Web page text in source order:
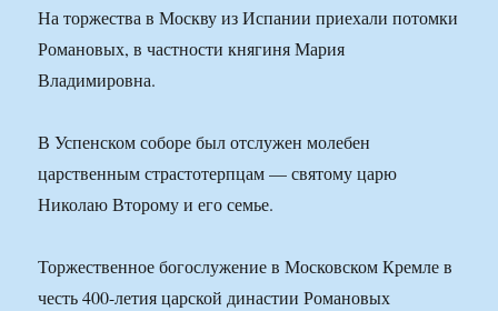
На торжества в Москву из Испании приехали потомки
Романовых, в частности княгиня Мария
Владимировна.
В Успенском соборе был отслужен молебен
царственным страстотерпцам — святому царю
Николаю Второму и его семье.
Торжественное богослужение в Московском Кремле в
честь 400-летия царской династии Романовых